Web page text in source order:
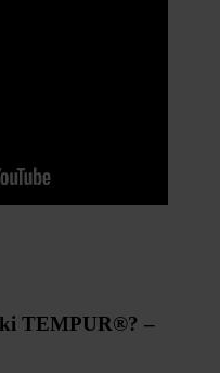
TEMPUR®? –